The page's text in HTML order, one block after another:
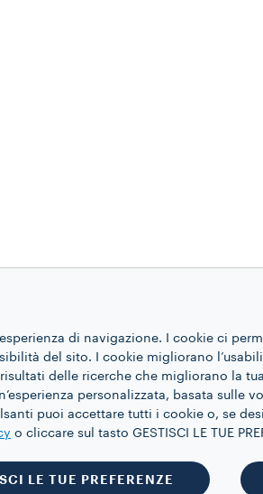
di navigazione. I cookie ci
del sito. I cookie migliorano
delle ricerche che migliorano la
personalizzata, basata sulle
puoi accettare tutti i cookie o, se
o cliccare sul tasto GESTISCI LE TUE
LE TUE PREFERENZE